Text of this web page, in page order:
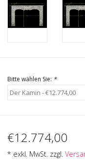
Bitte wählen Sie: *
€12.774,00
* exkl. MwSt. zzgl.